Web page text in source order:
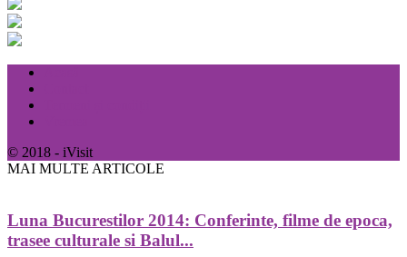
© 2018 - iVisit
MAI MULTE ARTICOLE
Luna Bucurestilor 2014: Conferinte, filme de epoca,
trasee culturale si Balul...